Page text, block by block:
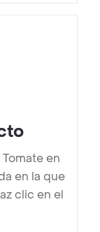
en
en la que
clic en el